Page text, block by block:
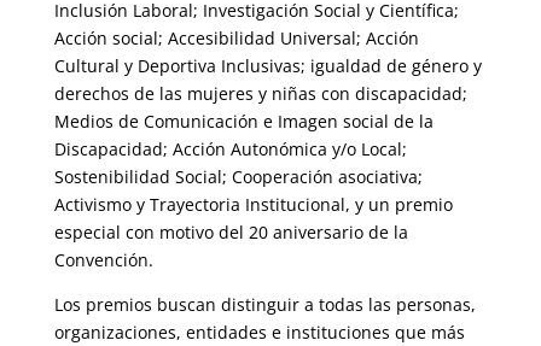
Inclusión Laboral; Investigación Social y Científica;
Acción social; Accesibilidad Universal; Acción
Cultural y Deportiva Inclusivas; igualdad de género y
derechos de las mujeres y niñas con discapacidad;
Medios de Comunicación e Imagen social de la
Discapacidad; Acción Autonómica y/o Local;
Sostenibilidad Social; Cooperación asociativa;
Activismo y Trayectoria Institucional, y un premio
especial con motivo del 20 aniversario de la
Convención.
Los premios buscan distinguir a todas las personas,
organizaciones, entidades e instituciones que más